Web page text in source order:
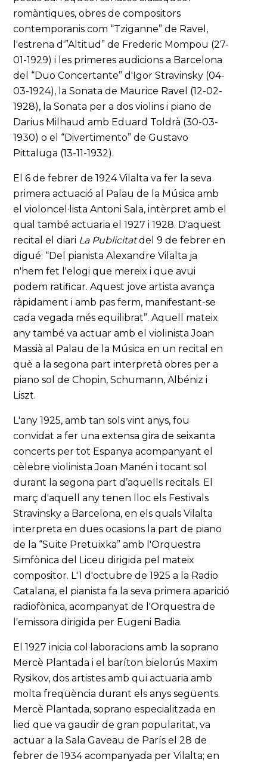
romàntiques, obres de compositors
contemporanis com “Tziganne” de Ravel,
l'estrena d'”Altitud” de Frederic Mompou (27-
01-1929) i les primeres audicions a Barcelona
del “Duo Concertante” d'Igor Stravinsky (04-
03-1924), la Sonata de Maurice Ravel (12-02-
1928), la Sonata per a dos violins i piano de
Darius Milhaud amb Eduard Toldrà (30-03-
1930) o el “Divertimento” de Gustavo
Pittaluga (13-11-1932).
El 6 de febrer de 1924 Vilalta va fer la seva
primera actuació al Palau de la Música amb
el violoncel·lista Antoni Sala, intèrpret amb el
qual també actuaria el 1927 i 1928. D'aquest
recital el diari La Publicitatdel 9 de febrer en
digué: “Del pianista Alexandre Vilalta ja
n'hem fet l'elogi que mereix i que avui
podem ratificar. Aquest jove artista avança
ràpidament i amb pas ferm, manifestant-se
cada vegada més equilibrat”. Aquell mateix
any també va actuar amb el violinista Joan
Massià al Palau de la Música en un recital en
què a la segona part interpretà obres per a
piano sol de Chopin, Schumann, Albéniz i
Liszt.
L'any 1925, amb tan sols vint anys, fou
convidat a fer una extensa gira de seixanta
concerts per tot Espanya acompanyant el
cèlebre violinista Joan Manén i tocant sol
durant la segona part d’aquells recitals. El
març d'aquell any tenen lloc els Festivals
Stravinsky a Barcelona, en els quals Vilalta
interpreta en dues ocasions la part de piano
de la “Suite Pretuixka” amb l'Orquestra
Simfònica del Liceu dirigida pel mateix
compositor. L'1 d'octubre de 1925 a la Radio
Catalana, el pianista fa la seva primera aparició
radiofònica, acompanyat de l'Orquestra de
l'emissora dirigida per Eugeni Badia.
El 1927 inicia col·laboracions amb la soprano
Mercè Plantada i el baríton bielorús Maxim
Rysikov, dos artistes amb qui actuaria amb
molta freqüència durant els anys següents.
Mercè Plantada, soprano especialitzada en
lied que va gaudir de gran popularitat, va
actuar a la Sala Gaveau de París el 28 de
febrer de 1934 acompanyada per Vilalta; en